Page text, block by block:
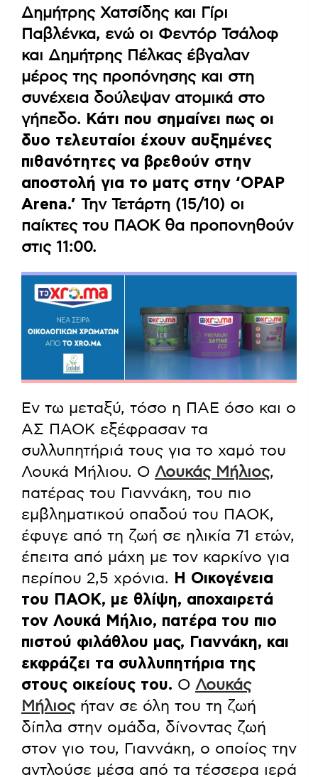
Δημήτρης Χατσίδης και Γίρι
Παβλένκα, ενώ οι Φεντόρ Τσάλοφ
και Δημήτρης Πέλκας έβγαλαν
μέρος της προπόνησης και στη
συνέχεια δούλεψαν ατομικά στο
γήπεδο. Κάτι που σημαίνει πως οι
δυο τελευταίοι έχουν αυξημένες
πιθανότητες να βρεθούν στην
αποστολή για το ματς στην ‘OPAP
Arena.’ Την Τετάρτη (15/10) οι
παίκτες του ΠΑΟΚ θα προπονηθούν
στις 11:00.
Εν τω μεταξύ, τόσο η ΠΑΕ όσο και ο
ΑΣ ΠΑΟΚ εξέφρασαν τα
συλλυπητήριά τους για το χαμό του
Λουκά Μήλιου. Ο Λουκάς Μήλιος,
πατέρας του Γιαννάκη, του πιο
εμβληματικού οπαδού του ΠΑΟΚ,
έφυγε από τη ζωή σε ηλικία 71 ετών,
έπειτα από μάχη με τον καρκίνο για
περίπου 2,5 χρόνια.
Η Οικογένεια
του ΠΑΟΚ, με θλίψη, αποχαιρετά
τον Λουκά Μήλιο, πατέρα του πιο
πιστού φιλάθλου μας, Γιαννάκη, και
εκφράζει τα συλλυπητήρια της
στους οικείους του. Ο Λουκάς
Μήλιοςήταν σε όλη του τη ζωή
δίπλα στην ομάδα, δίνοντας ζωή
στον γιο του, Γιαννάκη, ο οποίος την
αντλούσε μέσα από τα τέσσερα ιερά